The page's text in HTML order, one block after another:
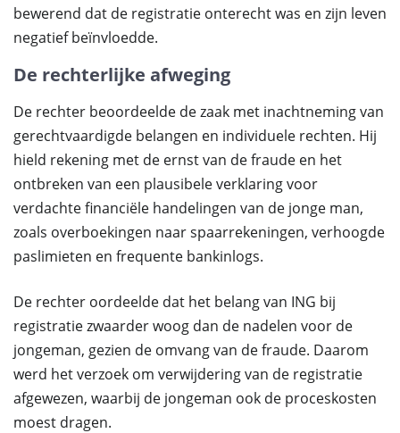
bewerend dat de registratie onterecht was en zijn leven
negatief beïnvloedde.
De rechterlijke afweging
De rechter beoordeelde de zaak met inachtneming van
gerechtvaardigde belangen en individuele rechten. Hij
hield rekening met de ernst van de fraude en het
ontbreken van een plausibele verklaring voor
verdachte financiële handelingen van de jonge man,
zoals overboekingen naar spaarrekeningen, verhoogde
paslimieten en frequente bankinlogs.
De rechter oordeelde dat het belang van ING bij
registratie zwaarder woog dan de nadelen voor de
jongeman, gezien de omvang van de fraude. Daarom
werd het verzoek om verwijdering van de registratie
afgewezen, waarbij de jongeman ook de proceskosten
moest dragen.